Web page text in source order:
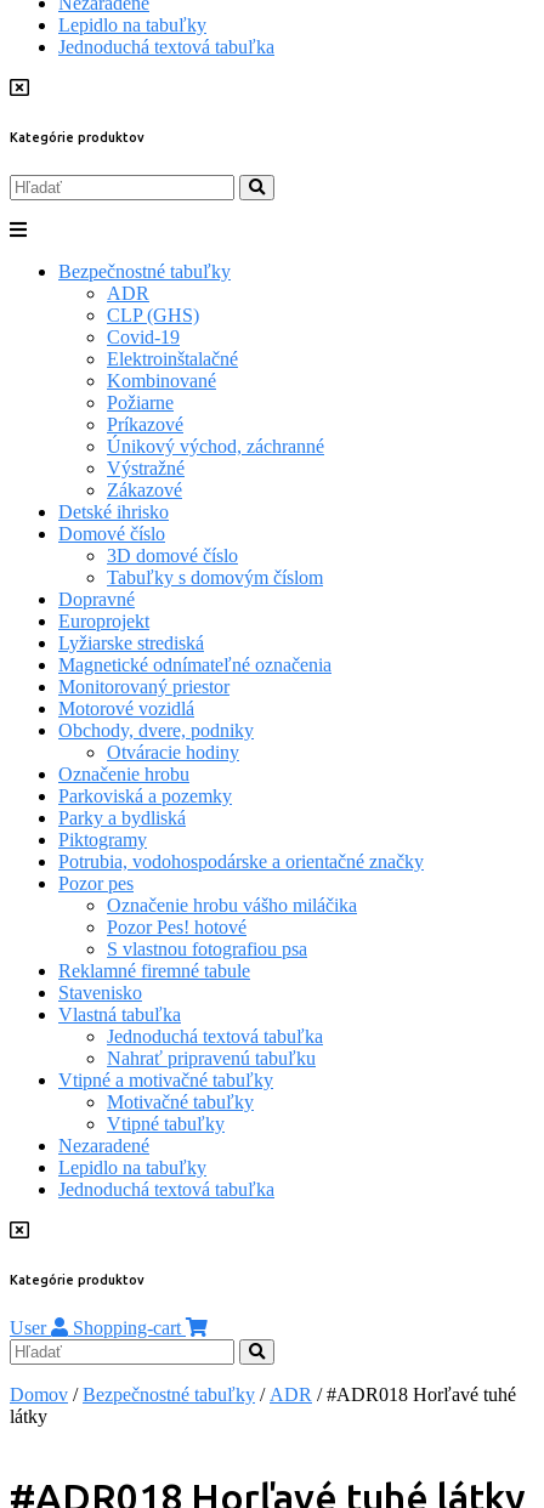
Lepidlo na tabuľky
Jednoduchá textová tabuľka
Kategórie produktov
Bezpečnostné tabuľky
ADR
CLP (GHS)
Covid-19
Elektroinštalačné
Kombinované
Požiarne
Príkazové
Únikový východ, záchranné
Výstražné
Zákazové
Detské ihrisko
Domové číslo
3D domové číslo
Tabuľky s domovým číslom
Dopravné
Europrojekt
Lyžiarske strediská
Magnetické odnímateľné označenia
Monitorovaný priestor
Motorové vozidlá
Obchody, dvere, podniky
Otváracie hodiny
Označenie hrobu
Parkoviská a pozemky
Parky a bydliská
Piktogramy
Potrubia, vodohospodárske a orientačné značky
Pozor pes
Označenie hrobu vášho miláčika
Pozor Pes! hotové
S vlastnou fotografiou psa
Reklamné firemné tabule
Stavenisko
Vlastná tabuľka
Jednoduchá textová tabuľka
Nahrať pripravenú tabuľku
Vtipné a motivačné tabuľky
Motivačné tabuľky
Vtipné tabuľky
Nezaradené
Lepidlo na tabuľky
Jednoduchá textová tabuľka
Kategórie produktov
User Shopping-cart
Domov /Bezpečnostné tabuľky / ADR / #ADR018 Horľavé tuhé
látky
#ADR018 Horľavé tuhé látky